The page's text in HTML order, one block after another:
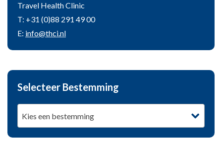
Travel Health Clinic
T: +31 (0)88 291 49 00
E: info@thci.nl
Selecteer Bestemming
Kies een bestemming